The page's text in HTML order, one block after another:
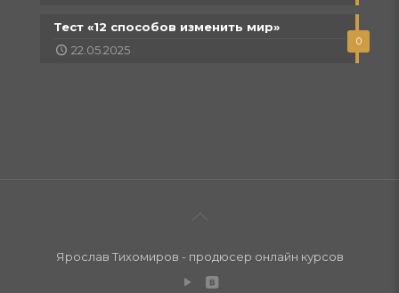
0
Тест «12 способов изменить мир»
22.05.2025
Ярослав Тихомиров - продюсер онлайн курсов